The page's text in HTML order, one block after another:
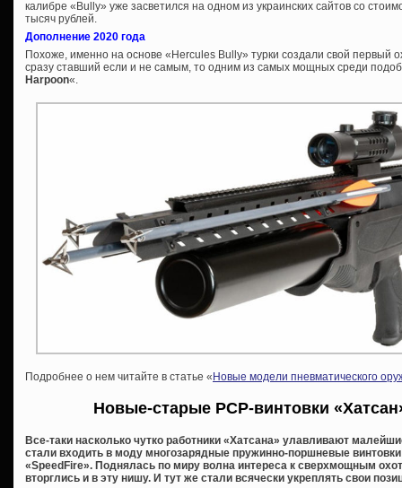
калибре «Bully» уже засветился на одном из украинских сайтов со
тысяч рублей.
Дополнение 2020 года
Похоже, именно на основе «Hercules Bully» турки создали свой первый
сразу ставший если и не самым, то одним из самых мощных среди
Harpoon«.
Подробнее о нем читайте в статье «Новые модели пневматического
Новые-старые PCP-винтовки
Все-таки насколько чутко работники «Хатсана» улавливают
стали входить в моду многозарядные пружинно-поршневые
«SpeedFire». Поднялась по миру волна интереса к сверхмощным
вторглись и в эту нишу. И тут же стали всячески укреплять свои